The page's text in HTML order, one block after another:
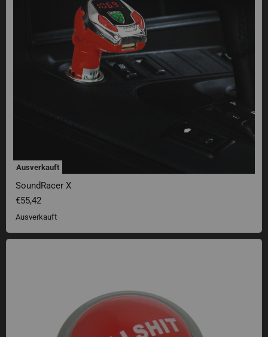
Ausverkauft
SoundRacer X
€55,42
Ausverkauft